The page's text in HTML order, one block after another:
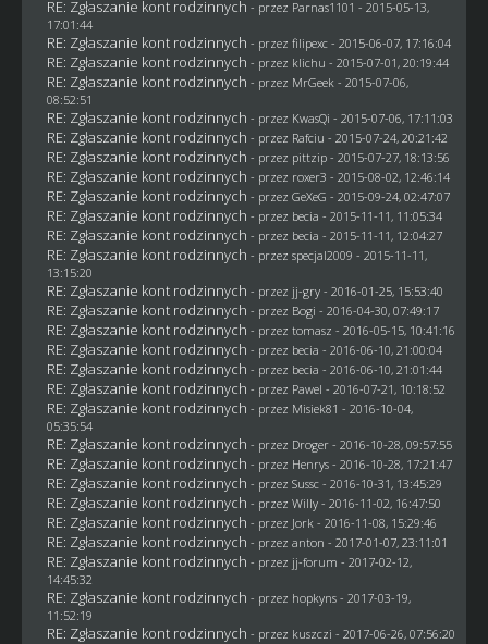
RE: Zgłaszanie kont rodzinnych - przez Parnas1101 - 2015-05-13,
17:01:44
RE: Zgłaszanie kont rodzinnych - przez filipexc- 2015-06-07, 17:16:04
RE: Zgłaszanie kont rodzinnych - przez klichu - 2015-07-01, 20:19:44
RE: Zgłaszanie kont rodzinnych - przez MrGeek- 2015-07-06,
08:52:51
RE: Zgłaszanie kont rodzinnych - przez KwasQi - 2015-07-06, 17:11:03
RE: Zgłaszanie kont rodzinnych - przez Rafciu - 2015-07-24, 20:21:42
RE: Zgłaszanie kont rodzinnych - przez pittzip- 2015-07-27, 18:13:56
RE: Zgłaszanie kont rodzinnych - przez roxer3 - 2015-08-02, 12:46:14
RE: Zgłaszanie kont rodzinnych - przez GeXeG - 2015-09-24, 02:47:07
RE: Zgłaszanie kont rodzinnych - przez becia - 2015-11-11, 11:05:34
RE: Zgłaszanie kont rodzinnych - przez becia - 2015-11-11, 12:04:27
RE: Zgłaszanie kont rodzinnych - przez specjal2009 - 2015-11-11,
13:15:20
RE: Zgłaszanie kont rodzinnych - przez jj-gry- 2016-01-25, 15:53:40
RE: Zgłaszanie kont rodzinnych - przez Bogi - 2016-04-30, 07:49:17
RE: Zgłaszanie kont rodzinnych - przez tomasz - 2016-05-15, 10:41:16
RE: Zgłaszanie kont rodzinnych - przez becia - 2016-06-10, 21:00:04
RE: Zgłaszanie kont rodzinnych - przez becia - 2016-06-10, 21:01:44
RE: Zgłaszanie kont rodzinnych - przez Pawel - 2016-07-21, 10:18:52
RE: Zgłaszanie kont rodzinnych - przez Misiek81 - 2016-10-04,
05:35:54
RE: Zgłaszanie kont rodzinnych - przez Droger- 2016-10-28, 09:57:55
RE: Zgłaszanie kont rodzinnych - przez Henrys- 2016-10-28, 17:21:47
RE: Zgłaszanie kont rodzinnych - przez Sussc- 2016-10-31, 13:45:29
RE: Zgłaszanie kont rodzinnych - przez Willy- 2016-11-02, 16:47:50
RE: Zgłaszanie kont rodzinnych - przez Jork- 2016-11-08, 15:29:46
RE: Zgłaszanie kont rodzinnych - przez anton - 2017-01-07, 23:11:01
RE: Zgłaszanie kont rodzinnych - przez jj-forum - 2017-02-12,
14:45:32
RE: Zgłaszanie kont rodzinnych - przez hopkyns- 2017-03-19,
11:52:19
RE: Zgłaszanie kont rodzinnych - przez kuszczi - 2017-06-26, 07:56:20